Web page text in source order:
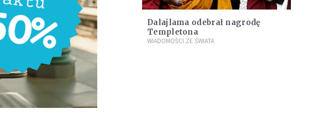
Dalajlama odebrał nagrodę
Templetona
WIADOMOŚCI ZE ŚWIATA